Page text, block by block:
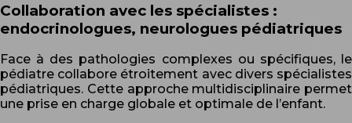
Collaboration avec les spécialistes :
endocrinologues, neurologues pédiatriques
Face à des pathologies complexes ou spécifiques, le
pédiatre collabore étroitement avec divers spécialistes
pédiatriques. Cette approche multidisciplinaire permet
une prise en charge globale et optimale de l’enfant.